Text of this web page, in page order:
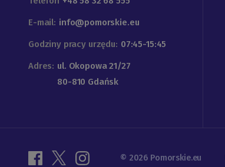
E-mail: info@pomorskie.eu
Godziny pracy urzędu: 07:45-15:45
Adres: ul. Okopowa 21/27
80-810 Gdańsk
© 2026 Pomorskie.eu